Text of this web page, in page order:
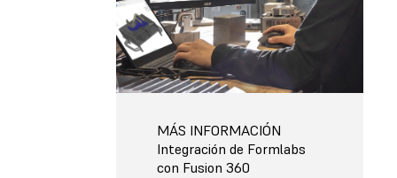
MÁS INFORMACIÓN
Integración de Formlabs
con Fusion 360